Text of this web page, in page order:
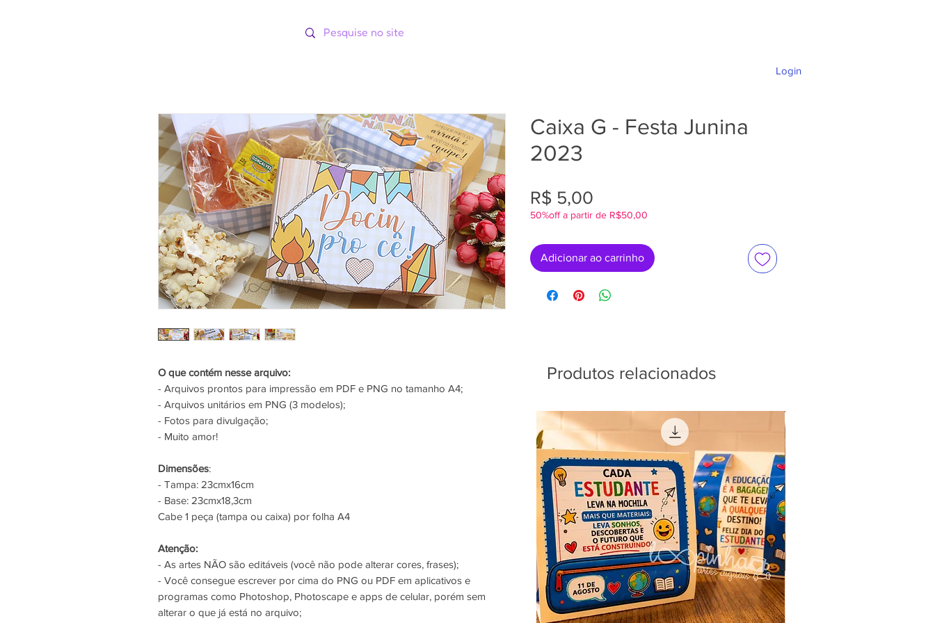
Login
O que contém nesse arquivo:
- Arquivos prontos para impressão em PDF e PNG no tamanho A4;
- Arquivos unitários em PNG (3 modelos);
- Fotos para divulgação;
- Muito amor!
Dimensões:
- Tampa: 23cmx16cm
- Base: 23cmx18,3cm
Cabe 1 peça (tampa ou caixa) por folha A4
Atenção:
- As artes NÃO são editáveis (você não pode alterar cores, frases);
- Você consegue escrever por cima do PNG ou PDF em aplicativos e
programas como Photoshop, Photoscape e apps de celular, porém sem
alterar o que já está no arquivo;
Caixa G - Festa Junina
2023
R$ 5,00
50%off a partir de R$50,00
Adicionar ao carrinho
Produtos relacionados